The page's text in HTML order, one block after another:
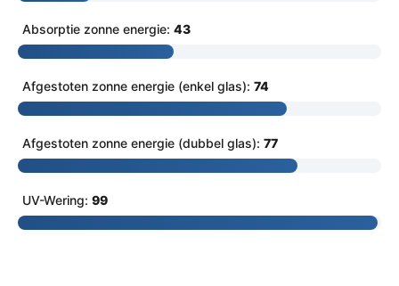
Absorptie zonne energie: 43
Afgestoten zonne energie (enkel glas): 74
Afgestoten zonne energie (dubbel glas): 77
UV-Wering: 99